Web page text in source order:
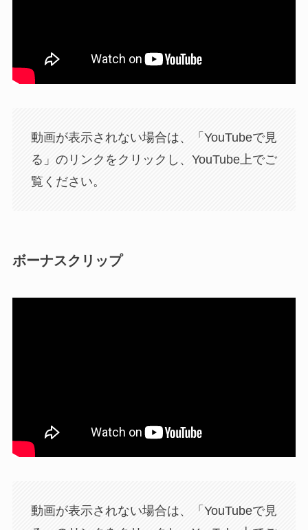
動画が表示されない場合は、「YouTubeで見
る」のリンクをクリックし、YouTube上でご
覧ください。
ボーナスクリップ
動画が表示されない場合は、「YouTubeで見